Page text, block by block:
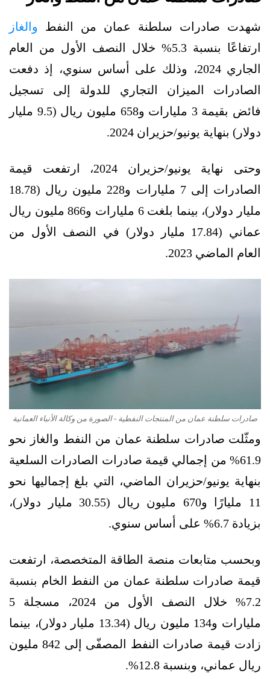
شهدت صادرات سلطنة عمان من النفط والغاز
ارتفاعًا بنسبة 5.3% خلال النصف الأول من العام
الجاري 2024، وذلك على أساس سنوي، إذ دفعت
الصادرات الميزان التجاري للدولة إلى تسجيل
فائض بقيمة 3 مليارات و658 مليون ريال (9.5 مليار
دولار) بنهاية يونيو/حزيران 2024.
وحتى نهاية يونيو/حزيران 2024، ارتفعت قيمة
الصادرات إلى 7 مليارات و228 مليون ريال (18.78
مليار دولار)، بينما بلغت 6 مليارات و866 مليون ريال
عماني (17.84 مليار دولار) في النصف الأول من
العام الماضي 2023.
صادرات سلطنة عمان من المنتجات النفطية - الصورة من وكالة الأنباء العمانية
ومثّلت صادرات سلطنة عمان من النفط والغاز نحو
61.9% من إجمالي قيمة صادرات الصادرات السلعية
بنهاية يونيو/حزيران الماضي، التي بلغ إجماليها نحو
11 مليارًا و670 مليون ريال (30.55 مليار دولار)،
بزيادة 6.7% على أساس سنوي.
وبحسب متابعات منصة الطاقة المتخصصة، ارتفعت
قيمة صادرات سلطنة عمان من النفط الخام بنسبة
7.2% خلال النصف الأول من 2024، مسجلة 5
مليارات و134 مليون ريال (13.34 مليار دولار)، بينما
زادت قيمة صادرات النفط المصفّى إلى 842 مليون
ريال عماني، وبنسبة 12.8%.